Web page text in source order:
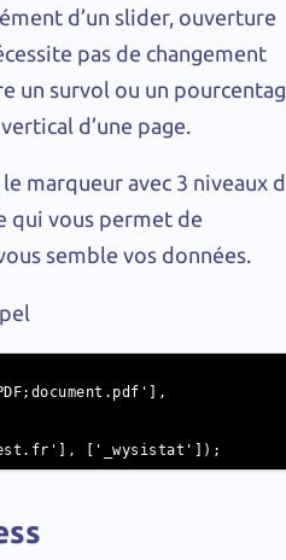
d’un slider, ouverture
pas de changement
un survol ou un
d’une page.
marqueur avec 3 niveaux
qui vous permet de
semble vos données.
['_wysistat']);